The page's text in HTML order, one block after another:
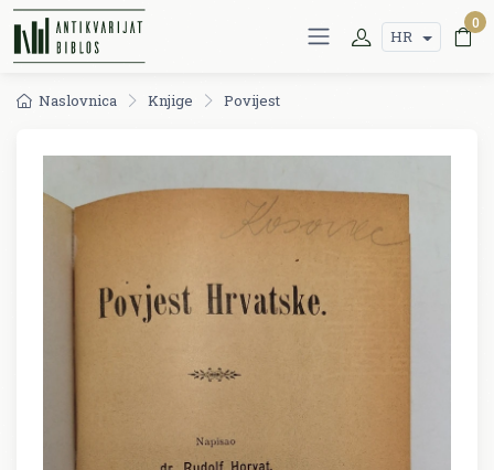
HR
0
Naslovnica Knjige Povijest